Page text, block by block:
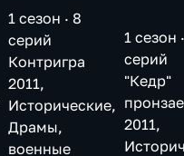
1 сезон · 8
серий
Контригра
2011,
Исторические,
Драмы,
военные
1 сезон
серий
"Кедр"
2011,